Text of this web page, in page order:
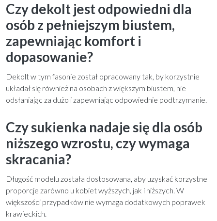
Czy dekolt jest odpowiedni dla
osób z pełniejszym biustem,
zapewniając komfort i
dopasowanie?
Dekolt w tym fasonie został opracowany tak, by korzystnie
układał się również na osobach z większym biustem, nie
odsłaniając za dużo i zapewniając odpowiednie podtrzymanie.
Czy sukienka nadaje się dla osób
niższego wzrostu, czy wymaga
skracania?
Długość modelu została dostosowana, aby uzyskać korzystne
proporcje zarówno u kobiet wyższych, jak i niższych. W
większości przypadków nie wymaga dodatkowych poprawek
krawieckich.